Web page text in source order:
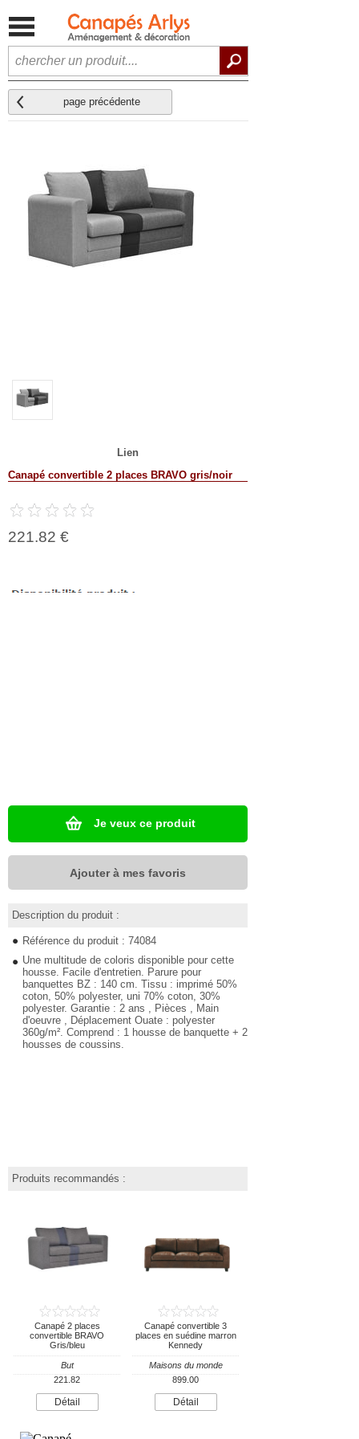
page précédente
Lien
Canapé convertible 2 places BRAVO gris/noir
221.82 €
Je veux ce produit
Ajouter à mes favoris
Description du produit :
Référence du produit : 74084
Une multitude de coloris disponible pour cette
housse. Facile d'entretien. Parure pour
banquettes BZ : 140 cm. Tissu : imprimé 50%
coton, 50% polyester, uni 70% coton, 30%
polyester. Garantie : 2 ans , Pièces , Main
d'oeuvre , Déplacement Ouate : polyester
360g/m². Comprend : 1 housse de banquette + 2
housses de coussins.
Produits recommandés :
Canapé 2 places
convertible BRAVO
Gris/bleu
But
221.82
Détail
Canapé convertible 3
places en suédine marron
Kennedy
Maisons du monde
899.00
Détail